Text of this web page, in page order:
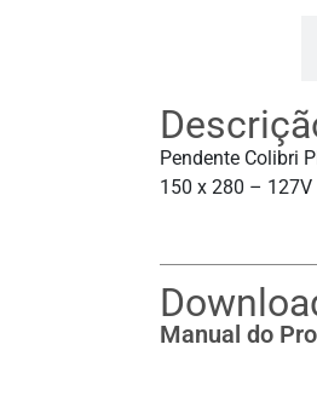
Pendente Colibri
150 x 280 – 127V
Manual do